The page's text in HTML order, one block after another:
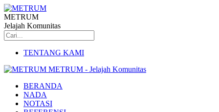
METRUM
Jelajah Komunitas
TENTANG KAMI
METRUM - Jelajah Komunitas
BERANDA
NADA
NOTASI